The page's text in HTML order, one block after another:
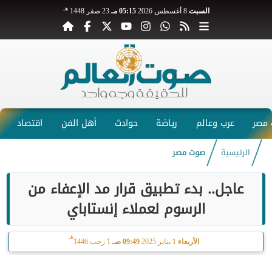
السبت 8 أغسطس 2026 05:15 مـ 23 صفر 1448 هـ
عرب وعالم رياضة حوادث أهل الفن اقتصاد
الرئيسية صوت مصر
عاجل.. بدء تطبيق قرار مد الإعفاء من
الرسوم لعملاء إنستاباي
الأربعاء 09:49 صـ 1 رجب 1446
هـ